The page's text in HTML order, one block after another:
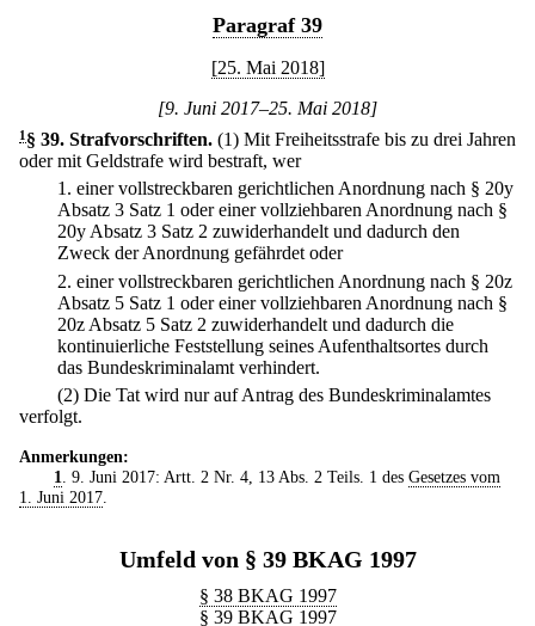
Paragraf 39
[25. Mai 2018]
[9. Juni 2017–25. Mai 2018]
1 § 39. Strafvorschriften. (1) Mit Freiheitsstrafe bis zu drei Jahren
oder mit Geldstrafe wird bestraft, wer
1. einer vollstreckbaren gerichtlichen Anordnung nach § 20y
Absatz 3 Satz 1 oder einer vollziehbaren Anordnung nach §
20y Absatz 3 Satz 2 zuwiderhandelt und dadurch den
Zweck der Anordnung gefährdet oder
2. einer vollstreckbaren gerichtlichen Anordnung nach § 20z
Absatz 5 Satz 1 oder einer vollziehbaren Anordnung nach §
20z Absatz 5 Satz 2 zuwiderhandelt und dadurch die
kontinuierliche Feststellung seines Aufenthaltsortes durch
das Bundeskriminalamt verhindert.
(2) Die Tat wird nur auf Antrag des Bundeskriminalamtes
verfolgt.
Anmerkungen:
1
. 9. Juni 2017: Artt. 2 Nr. 4, 13 Abs. 2 Teils. 1 des Gesetzes vom
1. Juni 2017
Umfeld von § 39 BKAG 1997
§ 38 BKAG 1997
§ 39 BKAG 1997